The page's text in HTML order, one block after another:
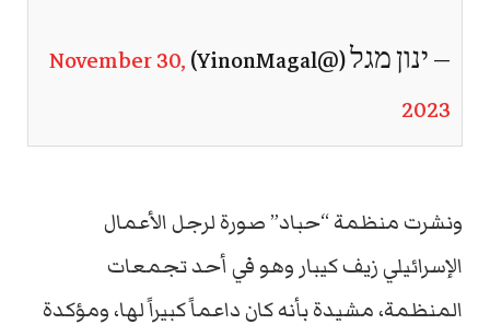
— ינון מגל (@YinonMagal)
November 30,
2023
ونشرت منظمة “حباد” صورة لرجل الأعمال
الإسرائيلي زيف كيبار وهو في أحد تجمعات
المنظمة، مشيدة بأنه كان داعماً كبيراً لها، ومؤكدة